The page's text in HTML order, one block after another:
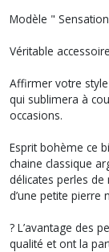
Modèle "
Véritable
Affirmer votre
qui sublimera à
occasions.
Esprit bohème ce
chaine classique
délicates perles
d’une petite
? L’avantage des
qualité et ont la